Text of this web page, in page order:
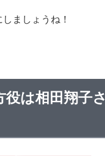
ましょうね！
は相田翔子さ